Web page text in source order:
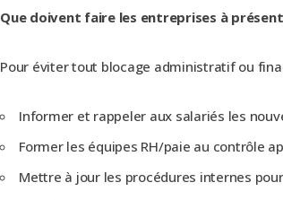
Que doivent faire les entreprises à
Pour éviter tout blocage administratif ou
Informer et rappeler aux salariés les
Former les équipes RH/paie au contrôle
Mettre à jour les procédures internes